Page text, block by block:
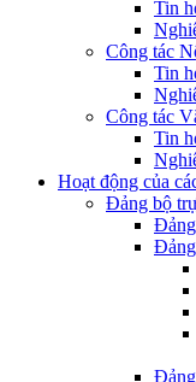
Tin
Công tác
Tin
Công tác
Tin
Hoạt động của
Đảng bộ